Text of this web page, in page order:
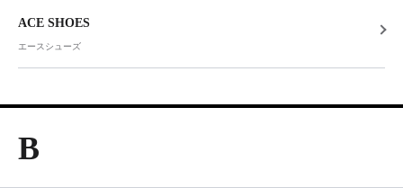
ACE SHOES
エースシューズ
B